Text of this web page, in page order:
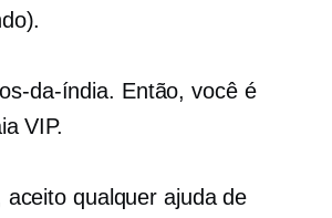
da-índia. Então, você é
VIP.
qualquer ajuda de